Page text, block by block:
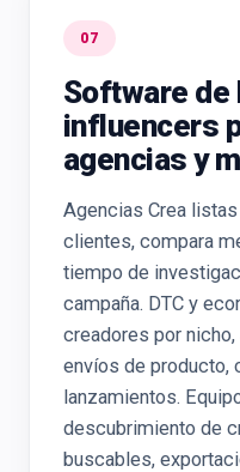
07
Software de
influencers
agencias y
Agencias Crea
clientes, compara
tiempo de
campaña. DTC y
creadores por
envíos de producto,
lanzamientos.
descubrimiento de
buscables,